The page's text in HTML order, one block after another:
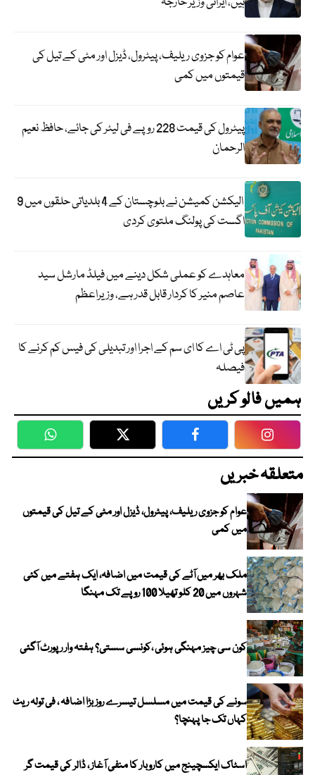
عوام کو جزوی ریلیف، پیٹرول، ڈیزل اور مٹی کے تیل کی
قیمتوں میں کمی
پیٹرول کی قیمت 228 روپے فی لیٹر کی جائے، حافظ نعیم
الرحمان
الیکشن کمیشن نے بلوچستان کے 4 بلدیاتی حلقوں میں 9
اگست کی پولنگ ملتوی کردی
معاہدے کو عملی شکل دینے میں فیلڈ مارشل سید
عاصم منیر کا کردار قابل قدر ہے، وزیراعظم
پی ٹی اے کا ای سم کے اجرا اور تبدیلی کی فیس کم کرنے کا
فیصلہ
ہمیں فالو کریں
WhatsApp Twitter Facebook
متعلقہ خبریں
عوام کو جزوی ریلیف، پیٹرول، ڈیزل اور مٹی کے تیل کی قیمتوں
میں کمی
ملک بھر میں آٹے کی قیمت میں اضافہ، ایک ہفتے میں کئی
شہروں میں 20 کلو تھیلا 100 روپے تک مہنگا
کون سی چیز مہنگی ہوئی ،کونسی سستی؟ ہفتہ وار رپورٹ آگئی
سونے کی قیمت میں مسلسل تیسرے روز بڑا اضافہ ، فی تولہ ریٹ
کہاں تک جا پہنچا؟
اسٹاک ایکسچینج میں کاروبار کا منفی آغاز ، ڈالر کی قیمت گر